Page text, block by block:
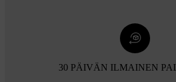
30 PÄIVÄN ILMAINEN